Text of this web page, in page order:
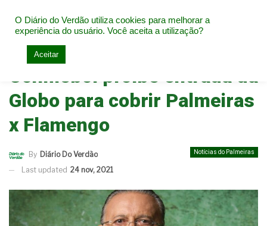
Home Notícias do Palmeiras
Conmebol proíbe entrada da
Globo para cobrir Palmeiras
x Flamengo
Notícias do Palmeiras
By Diário Do Verdão
Last updated 24 nov, 2021
O Diário do Verdão utiliza cookies para melhorar a
experiência do usuário. Você aceita a utilização?
Aceitar